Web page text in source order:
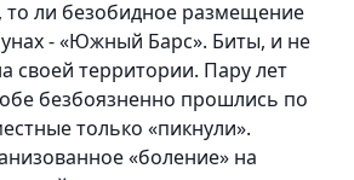
то ли безобидное размещение
- «Южный Барс». Биты, и не
своей территории. Пару лет
безбоязненно прошлись по
только «пикнули».
«боление» на